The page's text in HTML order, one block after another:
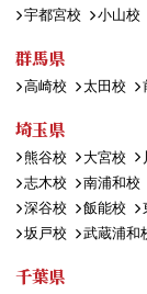
宇都宮校 小山校
群馬県
高崎校 太田校
埼玉県
熊谷校 大宮校
志木校
南浦和校
深谷校
飯能校
坂戸校
武蔵浦和
千葉県